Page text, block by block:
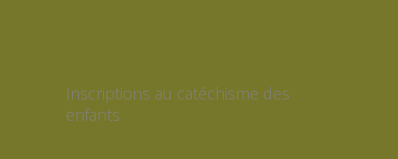
Inscriptions au catéchisme des
enfants